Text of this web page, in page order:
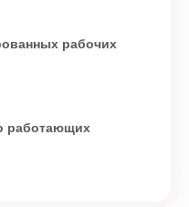
рабочих
работающих